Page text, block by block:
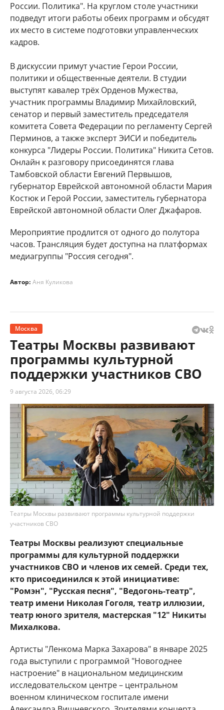
России. Политика". На круглом столе участники
подведут итоги работы обеих программ и обсудят
их место в системе подготовки управленческих
кадров.
В дискуссии примут участие Герои России,
политики и общественные деятели. В студии
выступят кавалер трёх Орденов Мужества,
участник программы Владимир Михайловский,
сенатор и первый заместитель председателя
комитета Совета Федерации по регламенту Сергей
Перминов, а также эксперт ЭИСИ и победитель
конкурса "Лидеры России. Политика" Никита Сетов.
Онлайн к разговору присоединятся глава
Тамбовской области Евгений Первышов,
губернатор Еврейской автономной области Мария
Костюк и Герой России, заместитель губернатора
Еврейской автономной области Олег Джафаров.
Мероприятие продлится от одного до полутора
часов. Трансляция будет доступна на платформах
медиагруппы "Россия сегодня".
Автор: Аня Куликова
Москва
Театры Москвы развивают
программы культурной
поддержки участников СВО
9 августа 2026, 06:29
Театры Москвы развивают программы культурной поддержки
участников СВО
Театры Москвы реализуют специальные
программы для культурной поддержки
участников СВО и членов их семей. Среди тех,
кто присоединился к этой инициативе:
"Ромэн", "Русская песня", "Ведогонь-театр",
театр имени Николая Гоголя, театр иллюзии,
театр юного зрителя, мастерская "12" Никиты
Михалкова.
Артисты "Ленкома Марка Захарова" в январе 2025
года выступили с программой "Новогоднее
настроение" в национальном медицинским
исследовательском центре – центральном
военном клиническом госпитале имени